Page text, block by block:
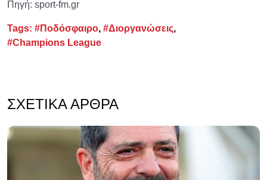
Πηγή: sport-fm.gr
Tags: #Ποδόσφαιρο, #Διοργανώσεις,
#Champions League
ΣΧΕΤΙΚΆ ΆΡΘΡΑ